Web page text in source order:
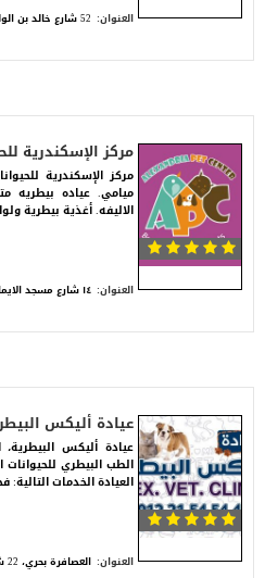
العنوان:
مركز الإسكندرية
ميامي. عياده بيطريه
الاليفه. أغذية بيطرية
العنوان: ١٤ شارع مسجد الايمان متفرع من شارع اسكندر ابراهيم، ميامى
عيادة أليكس
عيادة أليكس
الطب البيطري للحيوانات
العيادة الخدمات
العنوان: